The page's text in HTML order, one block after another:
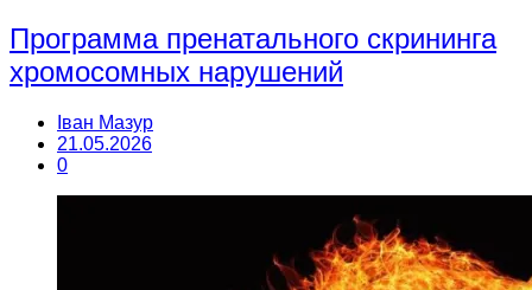
Программа пренатального скрининга
хромосомных нарушений
Іван Мазур
21.05.2026
0